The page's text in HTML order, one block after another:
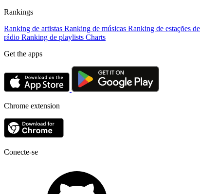
Rankings
Ranking de artistas Ranking de músicas Ranking de estações de
rádio Ranking de playlists Charts
Get the apps
Chrome extension
Conecte-se